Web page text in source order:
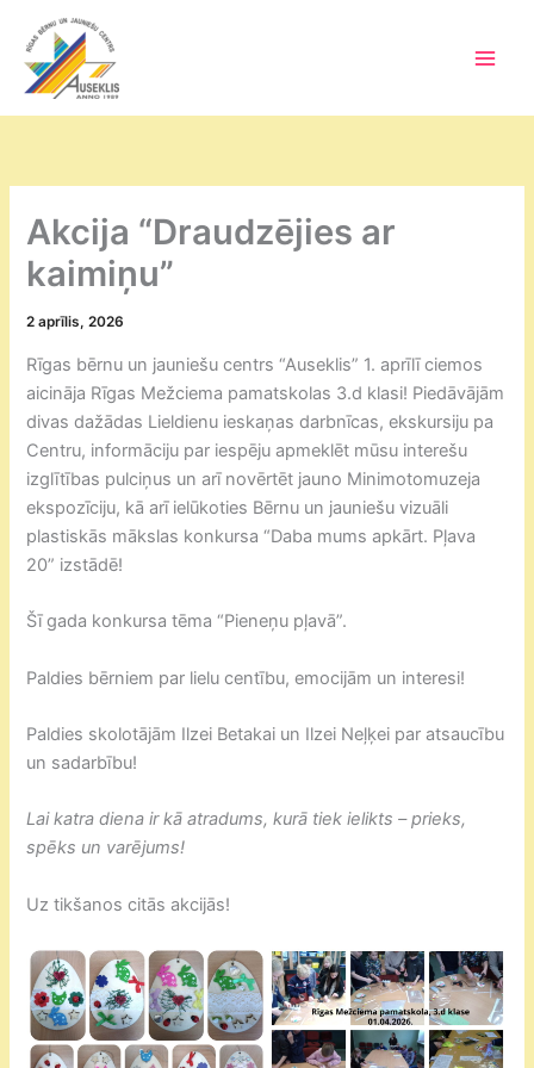
content
Akcija “Draudzējies ar
kaimiņu”
2 aprīlis, 2026
Rīgas bērnu un jauniešu centrs “Auseklis” 1. aprīlī ciemos
aicināja Rīgas Mežciema pamatskolas 3.d klasi! Piedāvājām
divas dažādas Lieldienu ieskaņas darbnīcas, ekskursiju pa
Centru, informāciju par iespēju apmeklēt mūsu interešu
izglītības pulciņus un arī novērtēt jauno Minimotomuzeja
ekspozīciju, kā arī ielūkoties Bērnu un jauniešu vizuāli
plastiskās mākslas konkursa “Daba mums apkārt. Pļava
20” izstādē!
Šī gada konkursa tēma “Pieneņu pļavā”.
Paldies bērniem par lielu centību, emocijām un interesi!
Paldies skolotājām Ilzei Betakai un Ilzei Neļķei par atsaucību
un sadarbību!
Lai katra diena ir kā atradums, kurā tiek ielikts – prieks,
spēks un varējums!
Uz tikšanos citās akcijās!